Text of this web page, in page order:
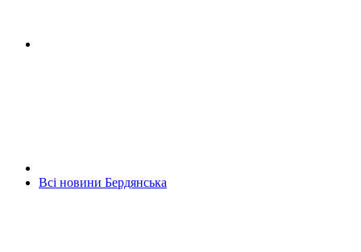
Всі новини Бердянська